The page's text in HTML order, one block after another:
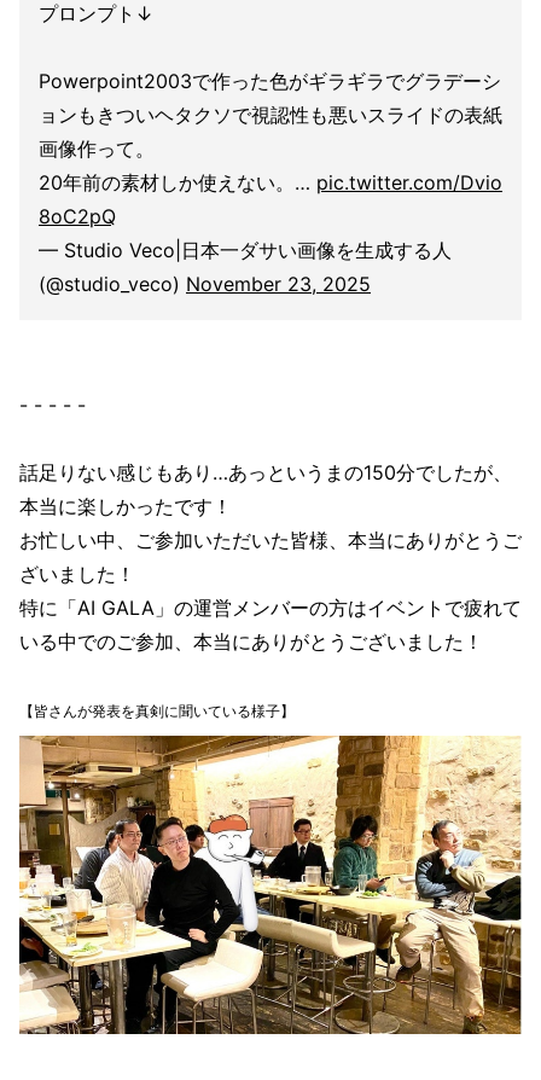
プロンプト↓
Powerpoint2003で作った色がギラギラでグラデーシ
ョンもきついヘタクソで視認性も悪いスライドの表紙
画像作って。
20年前の素材しか使えない。… pic.twitter.com/Dvio
8oC2pQ
— Studio Veco|日本一ダサい画像を生成する人
(@studio_veco) November 23, 2025
- - - - -
話足りない感じもあり…あっというまの150分でしたが、
本当に楽しかったです！
お忙しい中、ご参加いただいた皆様、本当にありがとうご
ざいました！
特に「AI GALA」の運営メンバーの方はイベントで疲れて
いる中でのご参加、本当にありがとうございました！
【皆さんが発表を真剣に聞いている様子】